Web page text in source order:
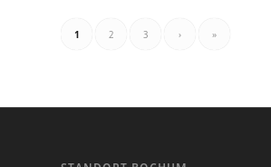
1 2 3 › »